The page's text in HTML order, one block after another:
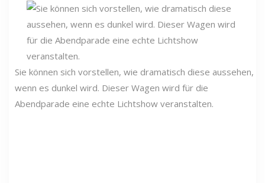
Sie können sich vorstellen, wie dramatisch diese aussehen,
wenn es dunkel wird. Dieser Wagen wird für die
Abendparade eine echte Lichtshow veranstalten.